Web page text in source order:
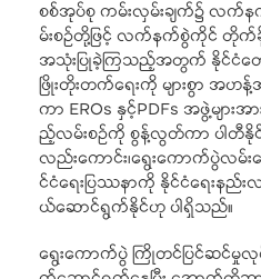
စစ်အုပ်စု ကမ်းလှမ်းချက်၌ လက်
မ်းစဉ်တို့ဖြင့် လက်နက်စွဲကိုင် တိုက်
အသုံးပြုခဲ့ကြသည့်အတွက် နိုင်ငံတော်
ဖြိုးတိုးတက်ရေးကို များစွာ အဟန့်အ
ကာ EROs နှင့်PDFs အဖွဲ့မျ
ည့်လမ်းစဉ်ကို စွန့်လွတ်ကာ ပါတီနိုင်ငံ
လည်းကောင်း၊ရွေးကောက်ပွဲလမ်း
င်ငံရေးပြဿနာကို နိုင်ငံရေးနည်းလ
ယ်ဆောင်ရွက်နိုင်ဟု ပါရှိသည်။
ရွေးကောက်ပွဲ ကြိုတင်ပြင်ဆင်မှုလု